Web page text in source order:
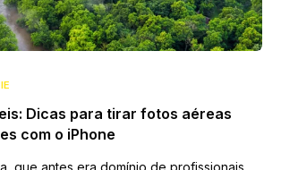
Dicas para tirar fotos aéreas
com o iPhone
que antes era domínio de profissionais